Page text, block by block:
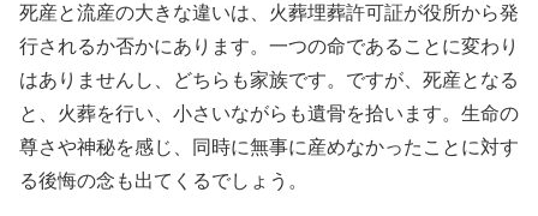
死産と流産の大きな違いは、火葬埋葬許可証が役所から発
行されるか否かにあります。一つの命であることに変わり
はありませんし、どちらも家族です。ですが、死産となる
と、火葬を行い、小さいながらも遺骨を拾います。生命の
尊さや神秘を感じ、同時に無事に産めなかったことに対す
る後悔の念も出てくるでしょう。